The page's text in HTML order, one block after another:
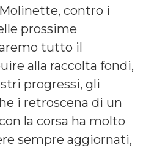
contro i
prossime
tutto il
alla raccolta fondi,
progressi, gli
i retroscena di un
la corsa ha molto
sempre aggiornati,